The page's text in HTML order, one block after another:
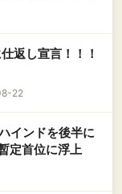
返し宣言！！！
22
インドを後半に
定首位に浮上